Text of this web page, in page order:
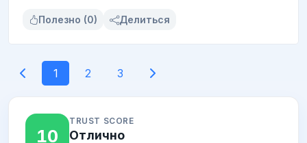
Полезно (0) Делиться
1 2 3
10
TRUST SCORE
Отлично